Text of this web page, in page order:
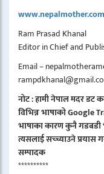
www.nepalmother.com
Ram Prasad Khanal
Editor in Chief and
Email –
नोट : हामी नेपाल मदर डट
विभिन्न भाषाको
भाषाका कारण कुनै गडबडी
त्यसलाई सच्च्याउने प्रयास
सम्पादक
**********